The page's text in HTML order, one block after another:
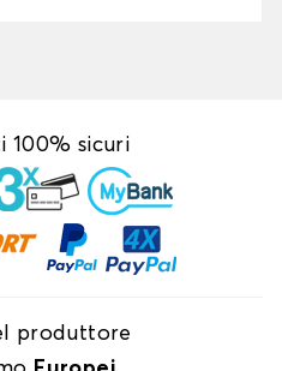
100% sicuri
produttore